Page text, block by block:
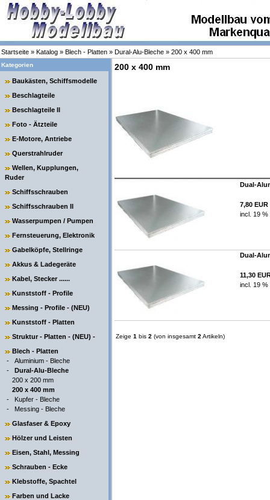
Startseite » Katalog » Blech - Platten » Dural-Alu-Bleche » 200 x 400 mm
Kategorien
Baukästen, Schiffsmodelle
Beschlagteile
Beschlagteile II
Foto - Ätzteile
E-Motore, Antriebe
Querstrahlruder
Wellen, Kupplungen,
Ruder
Schiffsschrauben
Schiffsschrauben II
Wasserpumpen / Pumpen
Fernsteuerung, Elektronik
Gabelköpfe, Stellringe
Akkus & Ladegeräte
Kabel, Stecker ......
Kunststoff - Profile
Messing - Profile - (NEU)
Kunststoff - Platten
Struktur - Platten - (NEU) -
Blech - Platten
- Aluminium - Bleche
- Dural-Alu-Bleche
200 x 200 mm
200 x 400 mm
- Kupfer - Bleche
- Messing - Bleche
Glasfaser & Epoxy
Hölzer und Leisten
Eisen, Stahl, Messing
Schrauben - Ecke
Klebstoffe, Spachtel
Farben und Lacke
200 x 400 mm
Dual-
7,80 EUR
incl. 19 %
Dual-
11,30
incl. 19 %
Zeige 1 bis 2 (von insgesamt 2 Artikeln)